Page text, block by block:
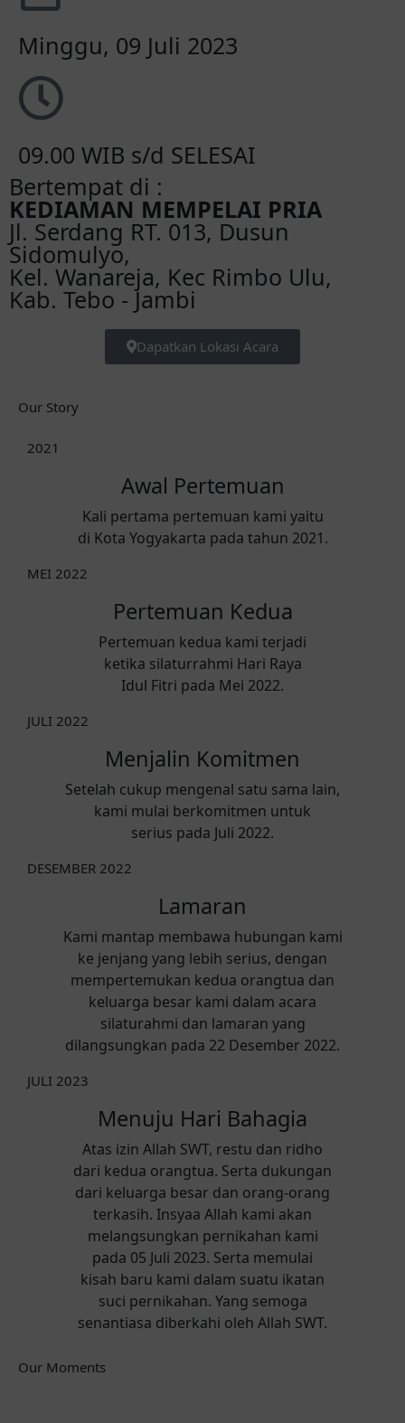
Minggu, 09 Juli 2023
09.00 WIB s/d SELESAI
Bertempat di :
KEDIAMAN MEMPELAI PRIA
Jl. Serdang RT. 013, Dusun
Sidomulyo,
Kel. Wanareja, Kec Rimbo Ulu,
Kab. Tebo - Jambi
Dapatkan Lokasi Acara
Our Story
2021
Awal Pertemuan
Kali pertama pertemuan kami yaitu
di Kota Yogyakarta pada tahun 2021.
MEI 2022
Pertemuan Kedua
Pertemuan kedua kami terjadi
ketika silaturrahmi Hari Raya
Idul Fitri pada Mei 2022.
JULI 2022
Menjalin Komitmen
Setelah cukup mengenal satu sama lain,
kami mulai berkomitmen untuk
serius pada Juli 2022.
DESEMBER 2022
Lamaran
Kami mantap membawa hubungan kami
ke jenjang yang lebih serius, dengan
mempertemukan kedua orangtua dan
keluarga besar kami dalam acara
silaturahmi dan lamaran yang
dilangsungkan pada 22 Desember 2022.
JULI 2023
Menuju Hari Bahagia
Atas izin Allah SWT, restu dan ridho
dari kedua orangtua. Serta dukungan
dari keluarga besar dan orang-orang
terkasih. Insyaa Allah kami akan
melangsungkan pernikahan kami
pada 05 Juli 2023. Serta memulai
kisah baru kami dalam suatu ikatan
suci pernikahan. Yang semoga
senantiasa diberkahi oleh Allah SWT.
Our Moments